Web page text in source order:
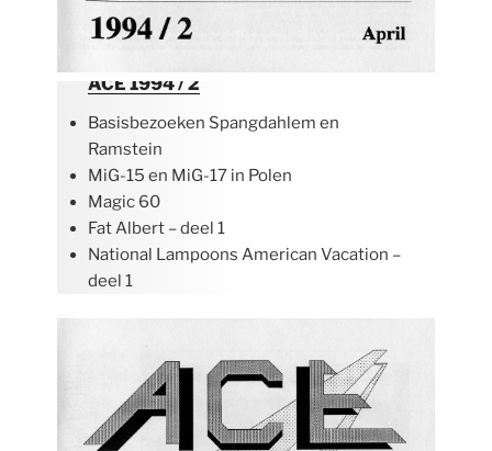
ACE 1994 / 2
Basisbezoeken Spangdahlem en
Ramstein
MiG-15 en MiG-17 in Polen
Magic 60
Fat Albert – deel 1
National Lampoons American Vacation –
deel 1